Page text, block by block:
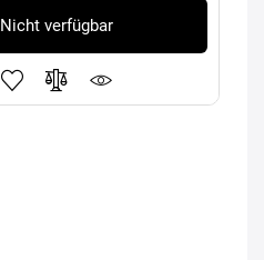
Nicht verfügbar